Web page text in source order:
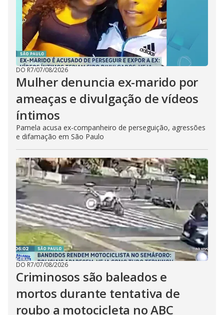
DO R7/07/08/2026
Mulher denuncia ex-marido por
ameaças e divulgação de vídeos
íntimos
Pamela acusa ex-companheiro de perseguição, agressões
e difamação em São Paulo
DO R7/07/08/2026
Criminosos são baleados e
mortos durante tentativa de
roubo a motocicleta no ABC